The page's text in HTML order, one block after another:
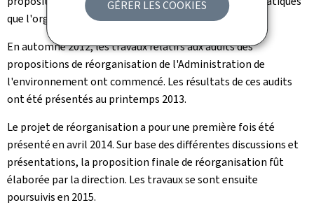
GÉRER LES COOKIES
que l'organisation et les questions structurelles.
En automne 2012, les travaux relatifs aux audits des
propositions de réorganisation de l'Administration de
l'environnement ont commencé. Les résultats de ces audits
ont été présentés au printemps 2013.
Le projet de réorganisation a pour une première fois été
présenté en avril 2014. Sur base des différentes discussions et
présentations, la proposition finale de réorganisation fût
élaborée par la direction. Les travaux se sont ensuite
poursuivis en 2015.